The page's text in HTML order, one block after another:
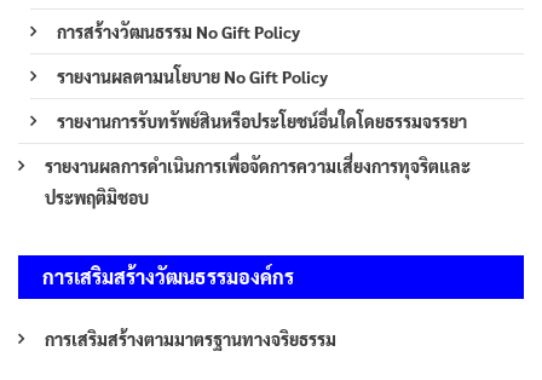
การสร้างวัฒนธรรม No Gift Policy
รายงานผลตามนโยบาย No Gift Policy
รายงานการรับทรัพย์สินหรือประโยชน์อื่นใดโดยธรรมจรรยา
รายงานผลการดำเนินการเพื่อจัดการความเสี่ยงการทุจริตและ
ประพฤติมิชอบ
การเสริมสร้างวัฒนธรรมองค์กร
การเสริมสร้างตามมาตรฐานทางจริยธรรม